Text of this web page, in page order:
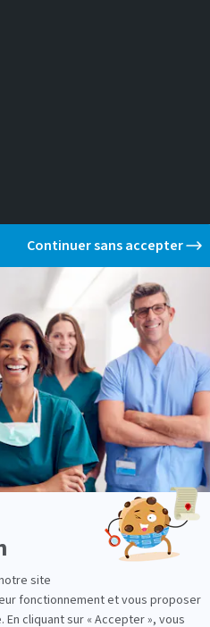
générales d'utilisation
des données personnelles